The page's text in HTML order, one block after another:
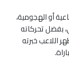
أو الهجومية،
بفضل تحركاته
اللاعب خبرته